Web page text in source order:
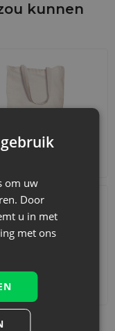
kunnen
om uw
Door
u in met
met ons